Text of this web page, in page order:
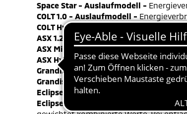
Space Star - Auslaufmodell -
COLT 1.0 - Auslaufmodell -
COLT Hybrid - Auslaufmodell -
ASX 1.2 TurboEnergieverbrauch 5,9 l/
ASX MildhybridEnergieverbrauch 6,0 l/
ASX HybridEnergieverbrauch 4,4 l/100
Grandis MildhybridEnergieverbrauch
Grandis HybridEnergieverbrauch 4,3-
Eclipse CrossEnergieverbrauch 16,7-
Eclipse Cross Plug-in Hybrid 4WD 2.4